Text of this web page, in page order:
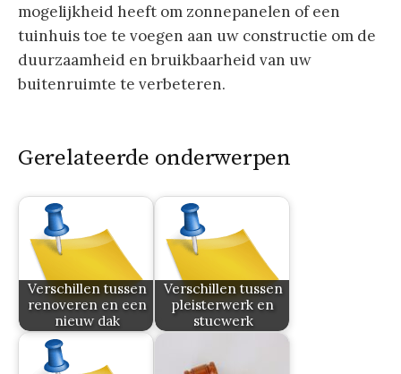
mogelijkheid heeft om zonnepanelen of een
tuinhuis toe te voegen aan uw constructie om de
duurzaamheid en bruikbaarheid van uw
buitenruimte te verbeteren.
Gerelateerde onderwerpen
Verschillen tussen
renoveren en een
nieuw dak
Verschillen tussen
pleisterwerk en
stucwerk